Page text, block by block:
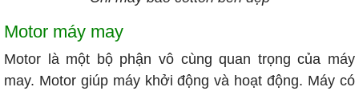
Motor máy may
Motor là một bộ phận vô cùng quan trọng của máy
may. Motor giúp máy khởi động và hoạt động. Máy có